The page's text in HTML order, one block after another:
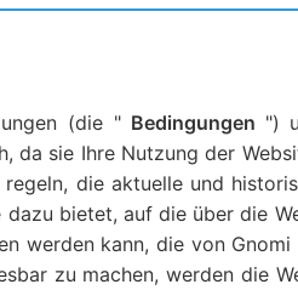
(die " Bedingungen ")
da sie Ihre Nutzung der
die aktuelle und
bietet, auf die über die
werden kann, die von
zu machen, werden die